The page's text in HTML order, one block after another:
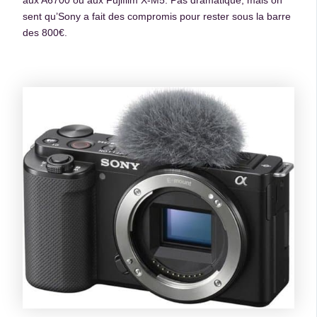
sent qu’Sony a fait des compromis pour rester sous la barre
des 800€.